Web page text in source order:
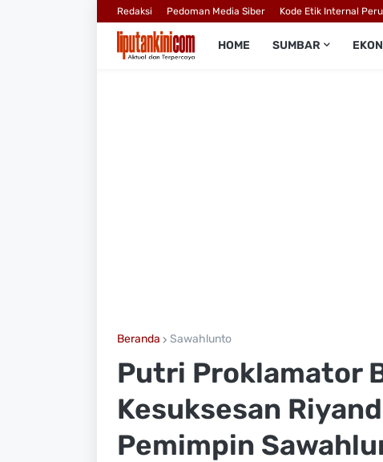
Redaksi Pedoman Media Siber Kode Etik Internal
HOME SUMBAR
Beranda Sawahlunto
Putri Proklamator
Kesuksesan
Pemimpin